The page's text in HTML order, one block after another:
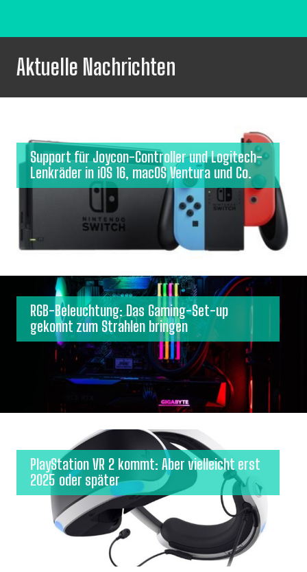
Aktuelle Nachrichten
Support für Joycon-Controller und Logitech-
Lenkräder in iOS 16, macOS Ventura und Co.
RGB-Beleuchtung: Das Gaming-Set-up
gekonnt zum Strahlen bringen
PlayStation VR 2 kommt: Aber vielleicht erst
2025 oder später